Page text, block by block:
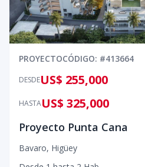
PROYECTOCÓDIGO: #413664
DESDEUS$ 255,000
HASTAUS$ 325,000
Proyecto Punta Cana
Bavaro, Higüey